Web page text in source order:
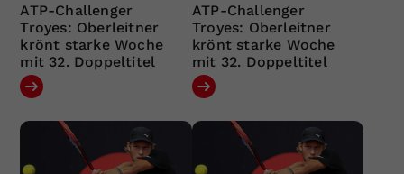
ATP-Challenger
Troyes: Oberleitner
krönt starke Woche
mit 32. Doppeltitel
ATP-Challenger
Troyes: Oberleitner
krönt starke Woche
mit 32. Doppeltitel